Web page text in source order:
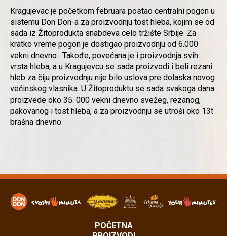
Kragujevac je početkom februara postao centralni pogon u
sistemu Don Don-a za proizvodnju tost hleba, kojim se od
sada iz Žitoprodukta snabdeva celo tržište Srbije. Za
kratko vreme pogon je dostigao proizvodnju od 6.000
vekni dnevno. Takođe, povećana je i proizvodnja svih
vrsta hleba, a u Kragujevcu se sada proizvodi i beli rezani
hleb za čiju proizvodnju nije bilo uslova pre dolaska novog
većinskog vlasnika. U Žitoproduktu se sada svakoga dana
proizvede oko 35. 000 vekni dnevno svežeg, rezanog,
pakovanog i tost hleba, a za proizvodnju se utroši oko 13t
brašna dnevno.
POČETNA